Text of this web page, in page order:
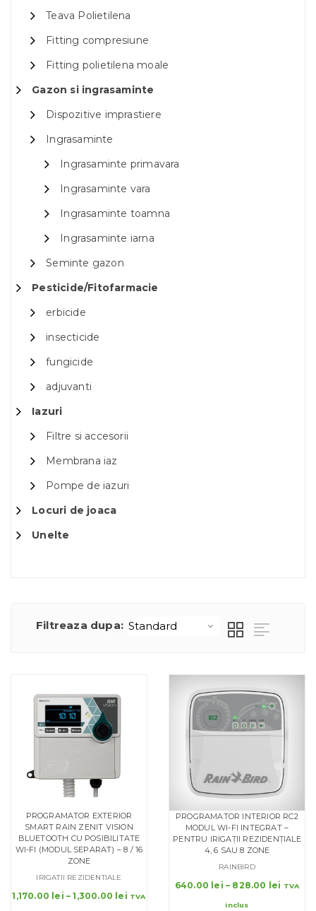
Teava Polietilena
Fitting compresiune
Fitting polietilena moale
Gazon si ingrasaminte
Dispozitive imprastiere
Ingrasaminte
Ingrasaminte primavara
Ingrasaminte vara
Ingrasaminte toamna
Ingrasaminte iarna
Seminte gazon
Pesticide/Fitofarmacie
erbicide
insecticide
fungicide
adjuvanti
Iazuri
Filtre si accesorii
Membrana iaz
Pompe de iazuri
Locuri de joaca
Unelte
Filtreaza dupa:
PROGRAMATOR EXTERIOR
SMART RAIN ZENIT VISION
BLUETOOTH CU POSIBILITATE
WI-FI (MODUL SEPARAT) – 8 / 16
ZONE
IRIGATII REZIDENTIALE
1,170.00 lei – 1,300.00 leiInterval
TVA
PROGRAMATOR INTERIOR RC2
MODUL WI-FI INTEGRAT –
PENTRU IRIGAȚII REZIDENȚIALE
4, 6 SAU 8 ZONE
RAINBIRD
640.00 lei – 828.00 lei TVA
inclus